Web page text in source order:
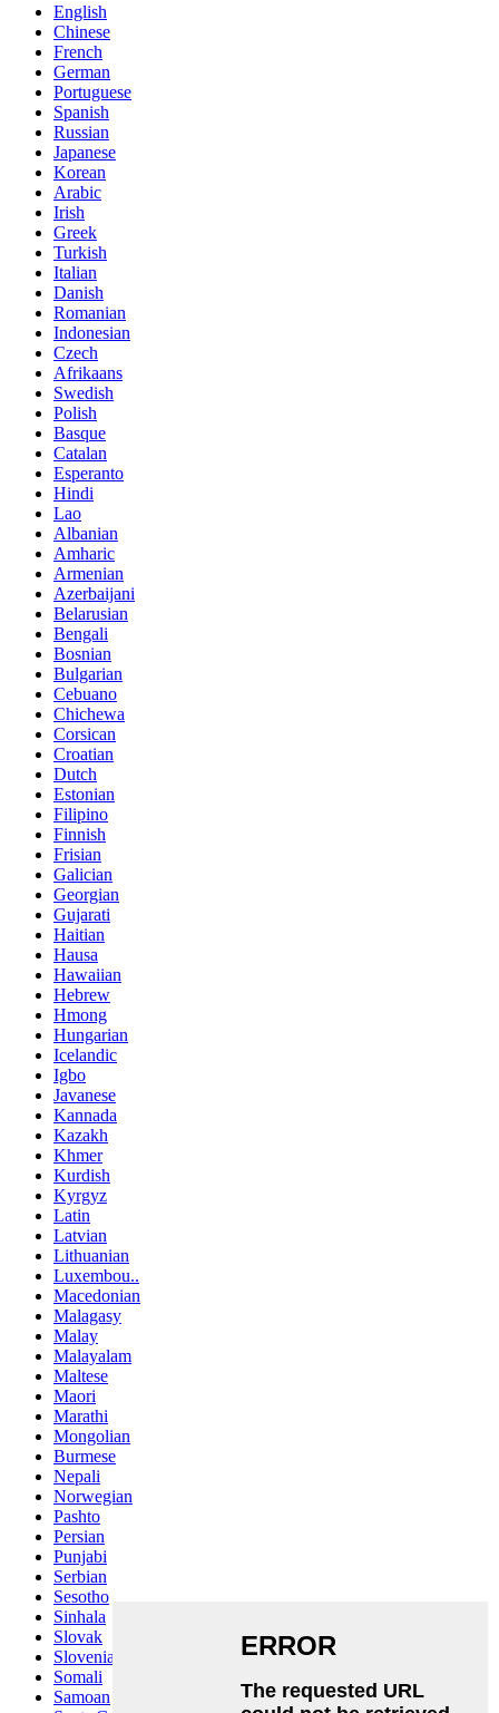
English
Chinese
French
German
Portuguese
Spanish
Russian
Japanese
Korean
Arabic
Irish
Greek
Turkish
Italian
Danish
Romanian
Indonesian
Czech
Afrikaans
Swedish
Polish
Basque
Catalan
Esperanto
Hindi
Lao
Albanian
Amharic
Armenian
Azerbaijani
Belarusian
Bengali
Bosnian
Bulgarian
Cebuano
Chichewa
Corsican
Croatian
Dutch
Estonian
Filipino
Finnish
Frisian
Galician
Georgian
Gujarati
Haitian
Hausa
Hawaiian
Hebrew
Hmong
Hungarian
Icelandic
Igbo
Javanese
Kannada
Kazakh
Khmer
Kurdish
Kyrgyz
Latin
Latvian
Lithuanian
Luxembou..
Macedonian
Malagasy
Malay
Malayalam
Maltese
Maori
Marathi
Mongolian
Burmese
Nepali
Norwegian
Pashto
Persian
Punjabi
Serbian
Sesotho
Sinhala
Slovak
Slovenian
Somali
Samoan